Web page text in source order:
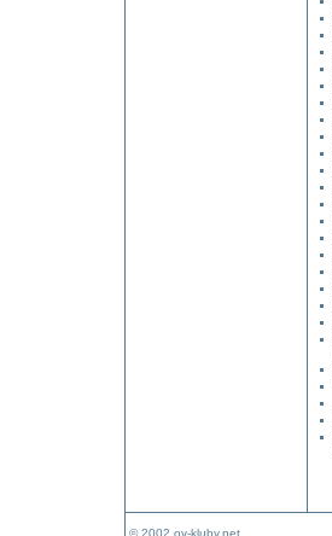
© 2002 ov-kluby.net